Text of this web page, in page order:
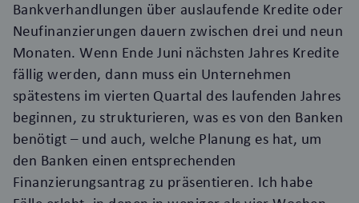
Bankverhandlungen über auslaufende Kredite oder
Neufinanzierungen dauern zwischen drei und neun
Monaten. Wenn Ende Juni nächsten Jahres Kredite
fällig werden, dann muss ein Unternehmen
spätestens im vierten Quartal des laufenden Jahres
beginnen, zu strukturieren, was es von den Banken
benötigt – und auch, welche Planung es hat, um
den Banken einen entsprechenden
Finanzierungsantrag zu präsentieren. Ich habe